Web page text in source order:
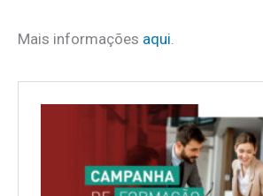
Mais informações aqui